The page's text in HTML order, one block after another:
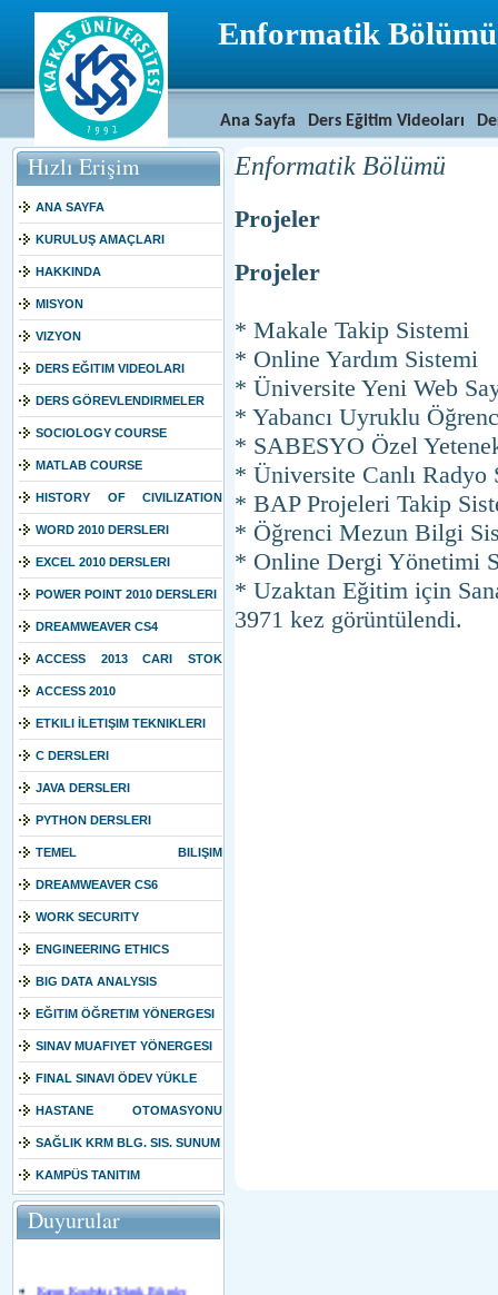
Enformatik Bölümü
Ana Sayfa Ders Eğitim Videoları
Hızlı Erişim
ANA SAYFA
KURULUŞ AMAÇLARI
HAKKINDA
MISYON
VIZYON
DERS EĞITIM VIDEOLARI
DERS GÖREVLENDIRMELER
SOCIOLOGY COURSE
MATLAB COURSE
HISTORY OF CIVILIZATION
COURSE
WORD 2010 DERSLERI
EXCEL 2010 DERSLERI
POWER POINT 2010 DERSLERI
DREAMWEAVER CS4
ACCESS 2013 CARI STOK
TAKIBI
ACCESS 2010
ETKILI İLETIŞIM TEKNIKLERI
C DERSLERI
JAVA DERSLERI
PYTHON DERSLERI
TEMEL BILIŞIM
TEKNOLOJILERI
DREAMWEAVER CS6
WORK SECURITY
ENGINEERING ETHICS
BIG DATA ANALYSIS
EĞITIM ÖĞRETIM YÖNERGESI
SINAV MUAFIYET YÖNERGESI
FINAL SINAVI ÖDEV YÜKLE
HASTANE OTOMASYONU
SUNUM
SAĞLIK KRM BLG. SIS. SUNUM
KAMPÜS TANITIM
Duyurular
Kazım Karabekir Teknik Bilimler
Enformatik Bölümü
Projeler
Projeler
* Makale Takip Sistemi
* Online Yardım Sistemi
* Üniversite Yeni Web
* Yabancı Uyruklu
* SABESYO Özel
* Üniversite Canlı Radyo
* BAP Projeleri Takip
* Öğrenci Mezun Bilgi
* Online Dergi Yönetimi
* Uzaktan Eğitim için
3971 kez görüntülendi.